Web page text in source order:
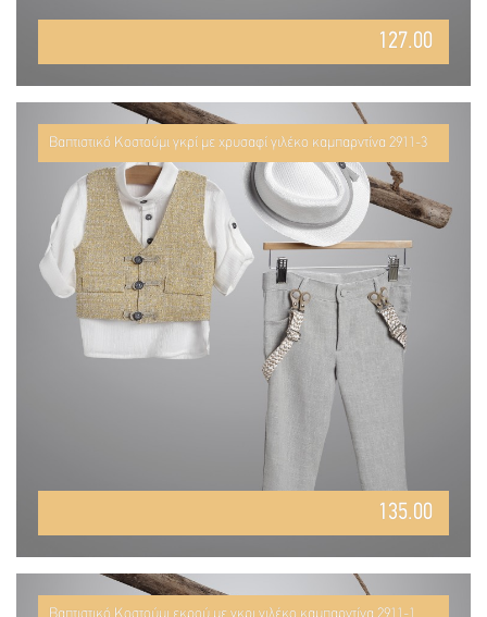
127.00
Βαπτιστικό Κοστούμι γκρί με χρυσαφί γιλέκο καμπαρντίνα 2911-3
135.00